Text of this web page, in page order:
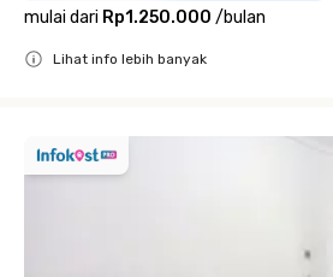
mulai dari Rp1.250.000 /bulan
Lihat info lebih banyak